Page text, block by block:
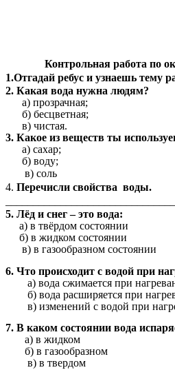
Контрольная работа по
1.Отгадай ребус и узнаешь тему
2. Какая вода нужна людям?
а) прозрачная;
б) бесцветная;
в) чистая.
3. Какое из веществ ты
а) сахар;
б) воду;
в) соль
4. Перечисли свойства воды.
5. Лёд и снег – это вода:
а) в твёрдом состоянии
б) в жидком состоянии
в) в газообразном состоянии
6. Что происходит с водой при
а) вода сжимается при
б) вода расширяется при
в) изменений с водой при
7. В каком состоянии вода
а) в жидком
б) в газообразном
в) в твердом